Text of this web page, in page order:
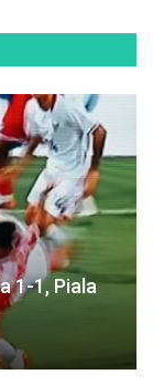
1-1, Piala